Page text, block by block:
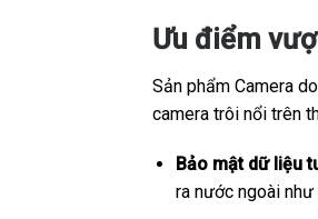
Ưu điểm
Sản phẩm Camera
camera trôi nổi trên
Bảo mật dữ liệu
ra nước ngoài như